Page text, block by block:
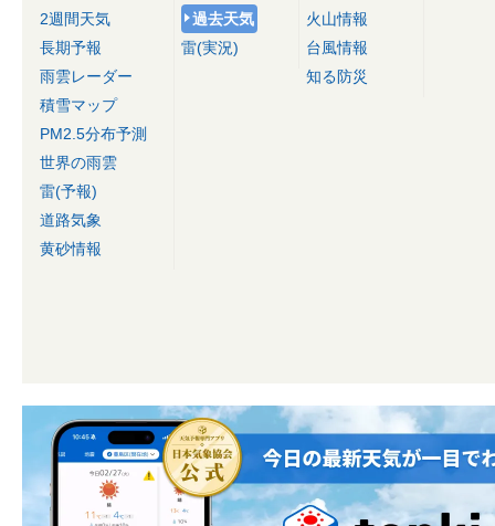
2週間天気
長期予報
雨雲レーダー
積雪マップ
PM2.5分布予測
世界の雨雲
雷(予報)
道路気象
黄砂情報
過去天気
雷(実況)
火山情報
台風情報
知る防災